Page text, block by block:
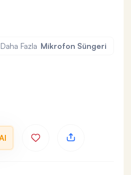
Daha Fazla Mikrofon Süngeri